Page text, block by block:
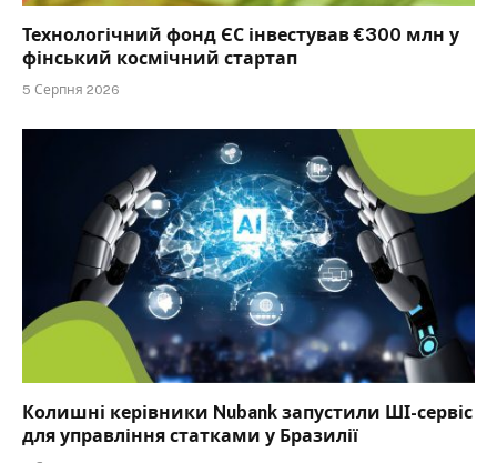
Технологічний фонд ЄС інвестував €300 млн у
фінський космічний стартап
5 Серпня 2026
Колишні керівники Nubank запустили ШІ-сервіс
для управління статками у Бразилії